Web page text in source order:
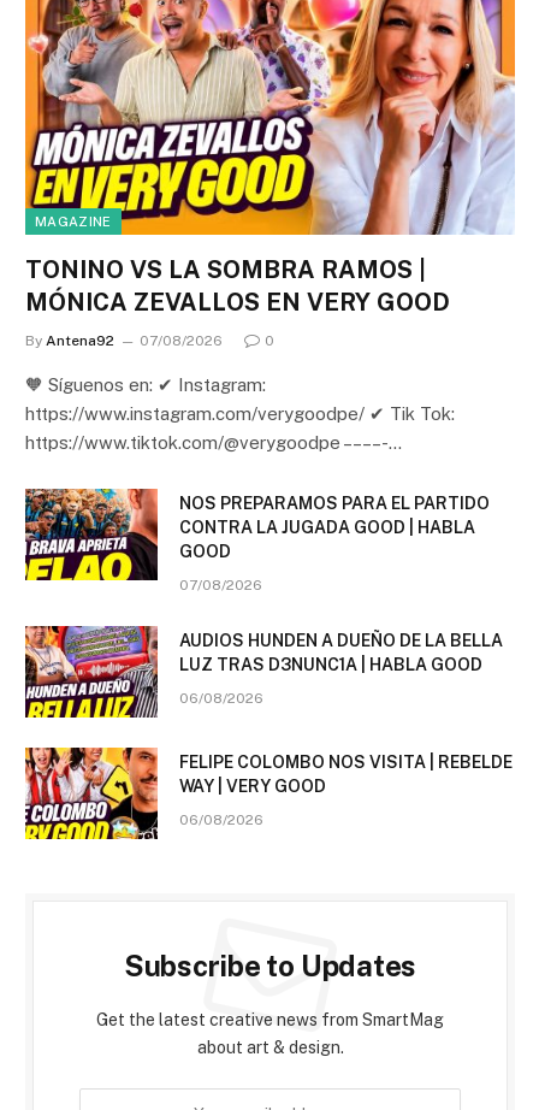
MAGAZINE
TONINO VS LA SOMBRA RAMOS |
MÓNICA ZEVALLOS EN VERY GOOD
By Antena92 07/08/2026 0
🧡 Síguenos en: ✔ Instagram:
https://www.instagram.com/verygoodpe/ ✔ Tik Tok:
https://www.tiktok.com/@verygoodpe – – – – -…
NOS PREPARAMOS PARA EL PARTIDO
CONTRA LA JUGADA GOOD | HABLA
GOOD
07/08/2026
AUDIOS HUNDEN A DUEÑO DE LA BELLA
LUZ TRAS D3NUNC1A | HABLA GOOD
06/08/2026
FELIPE COLOMBO NOS VISITA | REBELDE
WAY | VERY GOOD
06/08/2026
Subscribe to Updates
Get the latest creative news from SmartMag
about art & design.